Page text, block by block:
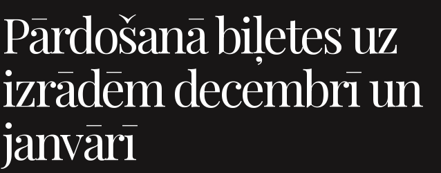
Pārdošanā biļetes uz
izrādēm decembrī un
janvārī